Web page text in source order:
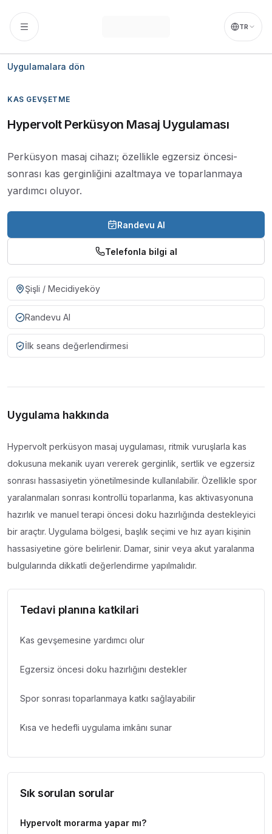
TR
Uygulamalara dön
KAS GEVŞETME
Hypervolt Perküsyon Masaj Uygulaması
Perküsyon masaj cihazı; özellikle egzersiz öncesi-
sonrası kas gerginliğini azaltmaya ve toparlanmaya
yardımcı oluyor.
Randevu Al
Telefonla bilgi al
Şişli / Mecidiyeköy
Randevu Al
İlk seans değerlendirmesi
Uygulama hakkında
Hypervolt perküsyon masaj uygulaması, ritmik vuruşlarla kas
dokusuna mekanik uyarı vererek gerginlik, sertlik ve egzersiz
sonrası hassasiyetin yönetilmesinde kullanılabilir. Özellikle spor
yaralanmaları sonrası kontrollü toparlanma, kas aktivasyonuna
hazırlık ve manuel terapi öncesi doku hazırlığında destekleyici
bir araçtır. Uygulama bölgesi, başlık seçimi ve hız ayarı kişinin
hassasiyetine göre belirlenir. Damar, sinir veya akut yaralanma
bulgularında dikkatli değerlendirme yapılmalıdır.
Tedavi planına katkilari
Kas gevşemesine yardımcı olur
Egzersiz öncesi doku hazırlığını destekler
Spor sonrası toparlanmaya katkı sağlayabilir
Kısa ve hedefli uygulama imkânı sunar
Sık sorulan sorular
Hypervolt morarma yapar mı?